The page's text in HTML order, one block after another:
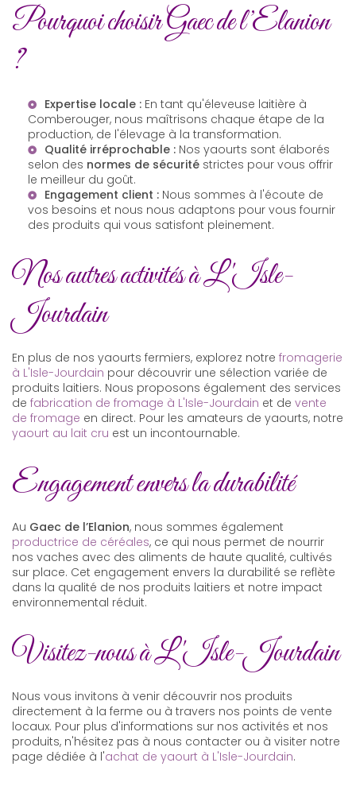
Pourquoi choisir Gaec de l’Elanion
?
Expertise locale : En tant qu'éleveuse laitière à
Comberouger, nous maîtrisons chaque étape de la
production, de l'élevage à la transformation.
Qualité irréprochable : Nos yaourts sont élaborés
selon des normes de sécurité strictes pour vous offrir
le meilleur du goût.
Engagement client : Nous sommes à l'écoute de
vos besoins et nous nous adaptons pour vous fournir
des produits qui vous satisfont pleinement.
Nos autres activités à L'Isle-
Jourdain
En plus de nos yaourts fermiers, explorez notre fromagerie
à L'Isle-Jourdain pour découvrir une sélection variée de
produits laitiers. Nous proposons également des services
de fabrication de fromage à L'Isle-Jourdain et de vente
de fromage en direct. Pour les amateurs de yaourts, notre
yaourt au lait cru est un incontournable.
Engagement envers la durabilité
Au Gaec de l’Elanion, nous sommes également
productrice de céréales, ce qui nous permet de nourrir
nos vaches avec des aliments de haute qualité, cultivés
sur place. Cet engagement envers la durabilité se reflète
dans la qualité de nos produits laitiers et notre impact
environnemental réduit.
Visitez-nous à L'Isle-Jourdain
Nous vous invitons à venir découvrir nos produits
directement à la ferme ou à travers nos points de vente
locaux. Pour plus d'informations sur nos activités et nos
produits, n'hésitez pas à nous contacter ou à visiter notre
page dédiée à l'achat de yaourt à L'Isle-Jourdain.